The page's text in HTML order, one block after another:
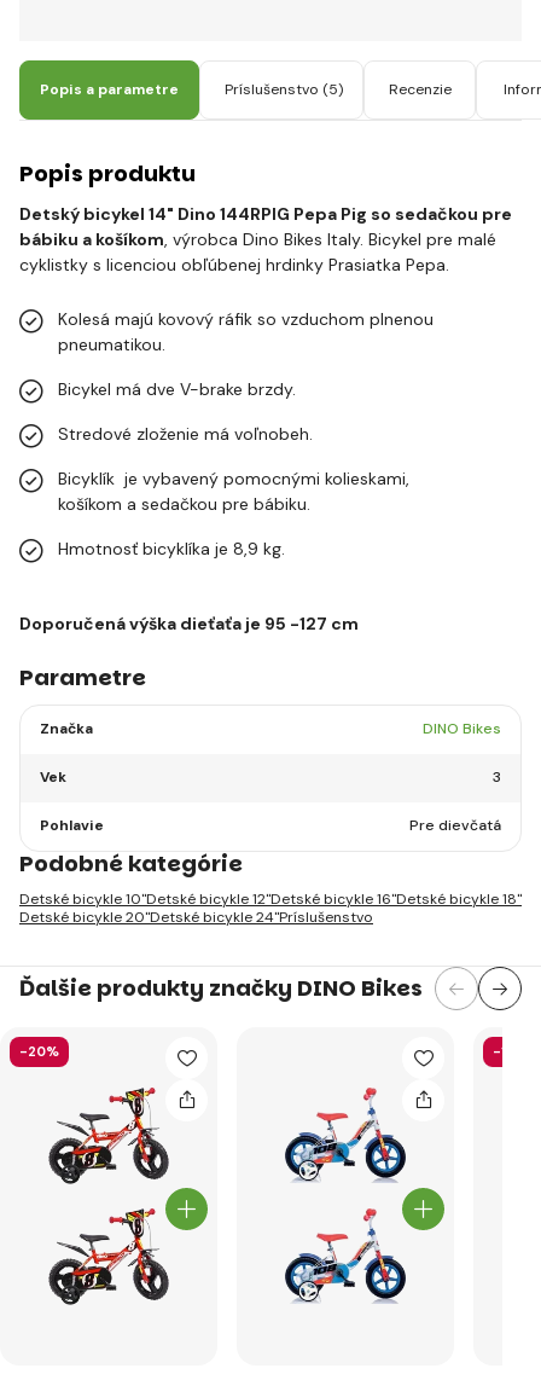
Popis a parametre Príslušenstvo (5) Recenzie
Popis produktu
Detský bicykel 14" Dino 144RPIG Pepa Pig so sedačkou pre
bábiku a košíkom, výrobca Dino Bikes Italy. Bicykel pre malé
cyklistky s licenciou obľúbenej hrdinky Prasiatka Pepa.
Kolesá majú kovový ráfik so vzduchom plnenou
pneumatikou.
Bicykel má dve V-brake brzdy.
Stredové zloženie má voľnobeh.
Bicyklík je vybavený pomocnými kolieskami,
košíkom a sedačkou pre bábiku.
Hmotnosť bicyklíka je 8,9 kg.
Doporučená výška dieťaťa je 95 -127 cm
Parametre
Značka DINO Bikes
Vek 3
Pohlavie Pre dievčatá
Podobné kategórie
Detské bicykle 10"Detské bicykle 12"Detské bicykle 16"Detské bicykle 18"
Detské bicykle 20"Detské bicykle 24"Príslušenstvo
Ďalšie produkty značky DINO Bikes
-20% -19%